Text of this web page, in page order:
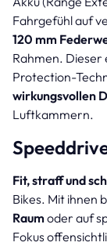
Fahrgefühl auf
120 mm
Rahmen.
Protection-
wirkungsvollen
Luftkammern.
Fit, straff und
Bikes. Mit ihnen
Raumoder auf
Fokus